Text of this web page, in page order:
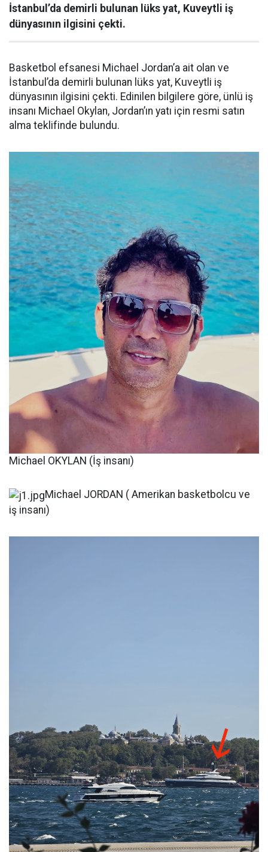
İstanbul’da demirli bulunan lüks yat, Kuveytli iş
dünyasının ilgisini çekti.
Basketbol efsanesi Michael Jordan’a ait olan ve
İstanbul’da demirli bulunan lüks yat, Kuveytli iş
dünyasının ilgisini çekti. Edinilen bilgilere göre, ünlü iş
insanı Michael Okylan, Jordan’ın yatı için resmi satın
alma teklifinde bulundu.
Michael OKYLAN (İş insanı)
Michael JORDAN ( Amerikan basketbolcu ve
iş insanı)